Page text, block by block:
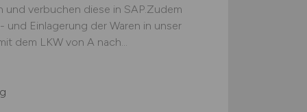
verbuchen diese in SAP.Zudem
Einlagerung der Waren in unser
dem LKW von A nach...